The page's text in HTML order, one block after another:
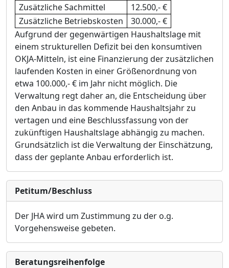
Zusätzliche Sachmittel
12.500,- €
Zusätzliche Betriebskosten
30.000,- €
Aufgrund der gegenwärtigen Haushaltslage mit
einem strukturellen Defizit bei den konsumtiven
OKJA-Mitteln, ist eine Finanzierung der zusätzlichen
laufenden Kosten in einer Größenordnung von
etwa 100.000,- € im Jahr nicht möglich. Die
Verwaltung regt daher an, die Entscheidung über
den Anbau in das kommende Haushaltsjahr zu
vertagen und eine Beschlussfassung von der
zukünftigen Haushaltslage abhängig zu machen.
Grundsätzlich ist die Verwaltung der Einschätzung,
dass der geplante Anbau erforderlich ist.
Petitum/Beschluss
Der JHA wird um Zustimmung zu der o.g.
Vorgehensweise gebeten.
Bera­tungs­reihen­folge